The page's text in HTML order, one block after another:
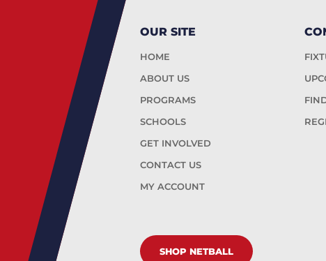
OUR SITE
HOME
ABOUT US
PROGRAMS
SCHOOLS
GET INVOLVED
CONTACT US
MY ACCOUNT
SHOP NETBALL